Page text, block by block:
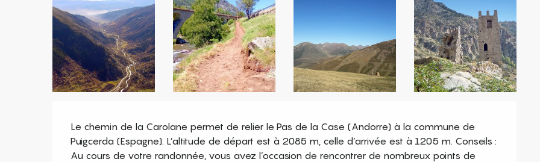
Description
Le chemin de la Carolane permet de relier le Pas de la Case (Andorre) à la commune de
Puigcerda (Espagne). L’altitude de départ est à 2085 m, celle d’arrivée est à 1205 m. Conseils :
Au cours de votre randonnée, vous avez l’occasion de rencontrer de nombreux points de